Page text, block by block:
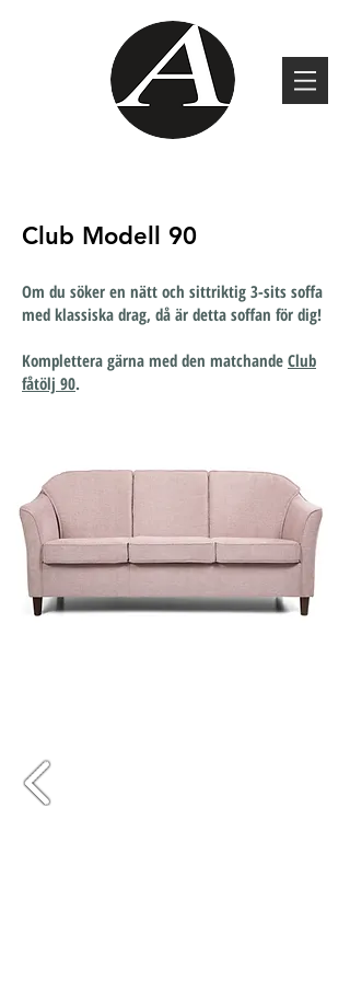
Club Modell 90
Om du söker en nätt och sittriktig 3-sits soffa
med klassiska drag, då är detta soffan för dig!
Komplettera gärna med den matchande Club
fåtölj 90.